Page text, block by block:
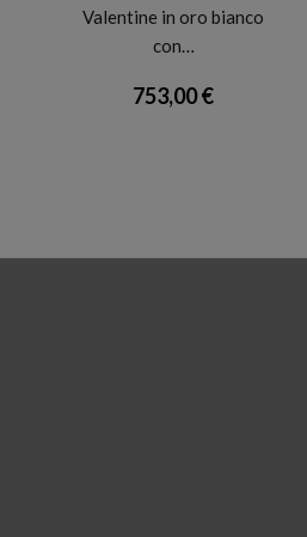
Valentine in oro bianco
con…
753,00 €